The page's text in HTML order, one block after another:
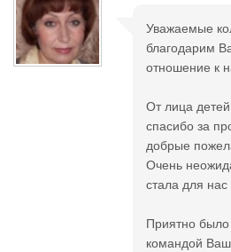
Уважаемые
благодарим
отношение к
От лица
спасибо за
добрые
Очень
стала для
Приятно было
командой